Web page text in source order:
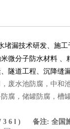
堵漏技术研发、施
微分子防水材料
隧道工程、沉降缝
废水池防腐，中和
腐，储罐防腐，槽
6 l ) 备注: 全国施